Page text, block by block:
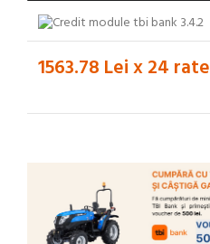
1563.78 Lei x 24 rate